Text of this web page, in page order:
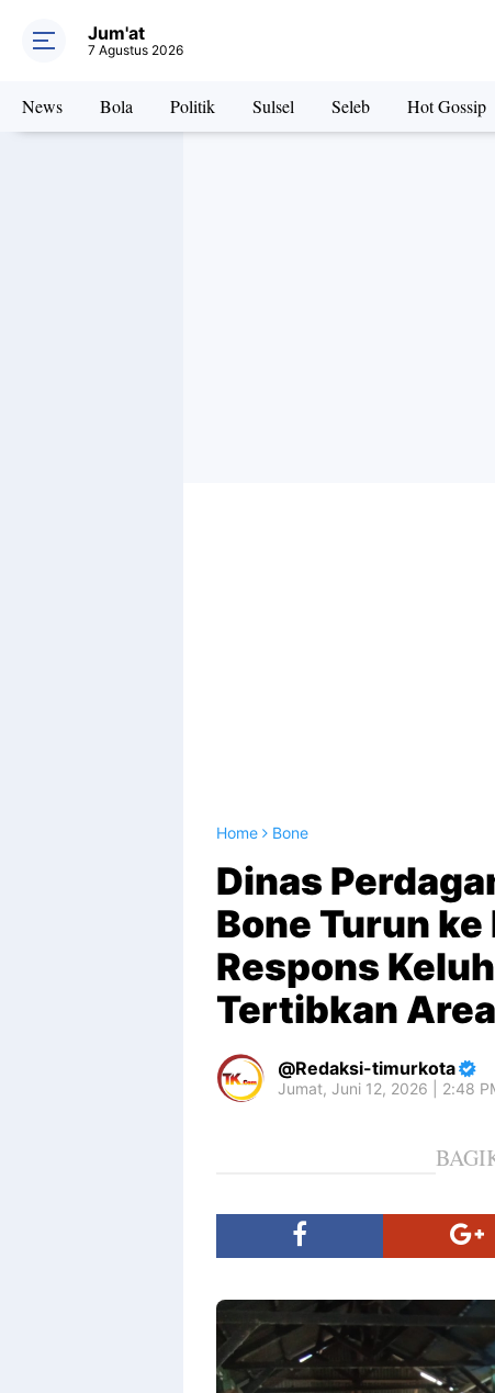
Jum'at
7 Agustus 2026
News Bola Politik Sulsel Seleb Hot Gossip
Home Bone
Dinas
Bone Turun
Respons
Tertibkan
Redaksi-timurkota
Jumat, Juni 12, 2026 | 2:48